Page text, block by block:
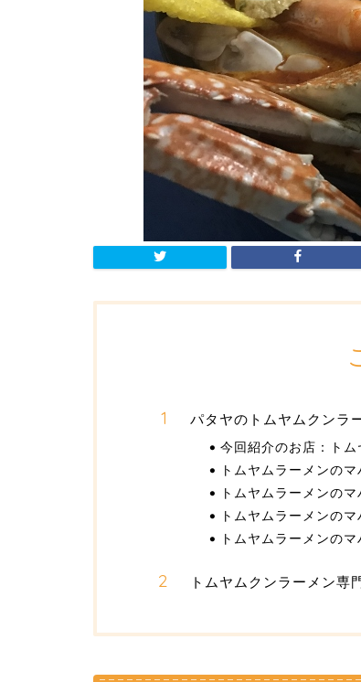
パタヤのトムヤムクンラ
今回紹介のお店：ト
トムヤムラーメンの
トムヤムラーメンの
トムヤムラーメンの
トムヤムラーメンの
トムヤムクンラーメン専